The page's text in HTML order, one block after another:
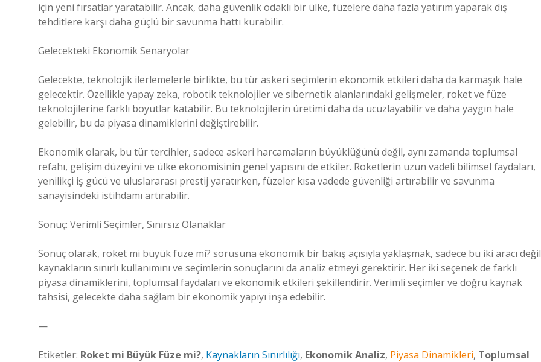
için yeni fırsatlar yaratabilir. Ancak, daha güvenlik odaklı bir ülke, füzelere daha fazla yatırım yaparak dış
tehditlere karşı daha güçlü bir savunma hattı kurabilir.
Gelecekteki Ekonomik Senaryolar
Gelecekte, teknolojik ilerlemelerle birlikte, bu tür askeri seçimlerin ekonomik etkileri daha da karmaşık hale
gelecektir. Özellikle yapay zeka, robotik teknolojiler ve sibernetik alanlarındaki gelişmeler, roket ve füze
teknolojilerine farklı boyutlar katabilir. Bu teknolojilerin üretimi daha da ucuzlayabilir ve daha yaygın hale
gelebilir, bu da piyasa dinamiklerini değiştirebilir.
Ekonomik olarak, bu tür tercihler, sadece askeri harcamaların büyüklüğünü değil, aynı zamanda toplumsal
refahı, gelişim düzeyini ve ülke ekonomisinin genel yapısını de etkiler. Roketlerin uzun vadeli bilimsel faydaları,
yenilikçi iş gücü ve uluslararası prestij yaratırken, füzeler kısa vadede güvenliği artırabilir ve savunma
sanayisindeki istihdamı artırabilir.
Sonuç: Verimli Seçimler, Sınırsız Olanaklar
Sonuç olarak, roket mi büyük füze mi? sorusuna ekonomik bir bakış açısıyla yaklaşmak, sadece bu iki aracı
kaynakların sınırlı kullanımını ve seçimlerin sonuçlarını da analiz etmeyi gerektirir. Her iki seçenek de farklı
piyasa dinamiklerini, toplumsal faydaları ve ekonomik etkileri şekillendirir. Verimli seçimler ve doğru kaynak
tahsisi, gelecekte daha sağlam bir ekonomik yapıyı inşa edebilir.
—
Etiketler: Roket mi Büyük Füze mi?, Kaynakların Sınırlılığı, Ekonomik Analiz, Piyasa Dinamikleri, Toplumsal